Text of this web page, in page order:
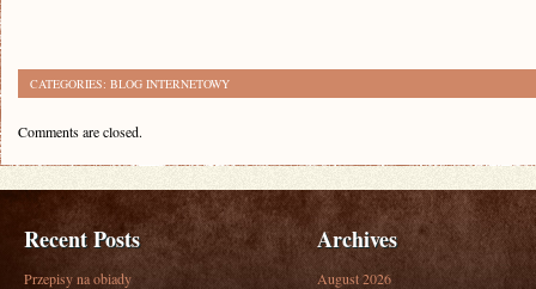
CATEGORIES: BLOG INTERNETOWY
Comments are closed.
Recent Posts
Przepisy na obiady
Archives
August 2026